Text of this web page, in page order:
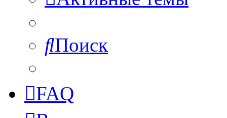
Поиск
FAQ